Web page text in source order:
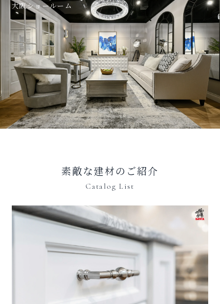
大阪ショールーム
素敵な建材のご紹介
Catalog List